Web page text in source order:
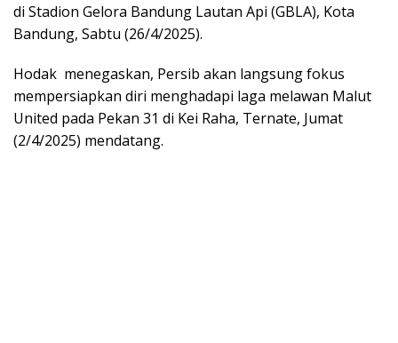
di Stadion Gelora Bandung Lautan Api (GBLA), Kota
Bandung, Sabtu (26/4/2025).
Hodak menegaskan, Persib akan langsung fokus
mempersiapkan diri menghadapi laga melawan Malut
United pada Pekan 31 di Kei Raha, Ternate, Jumat
(2/4/2025) mendatang.